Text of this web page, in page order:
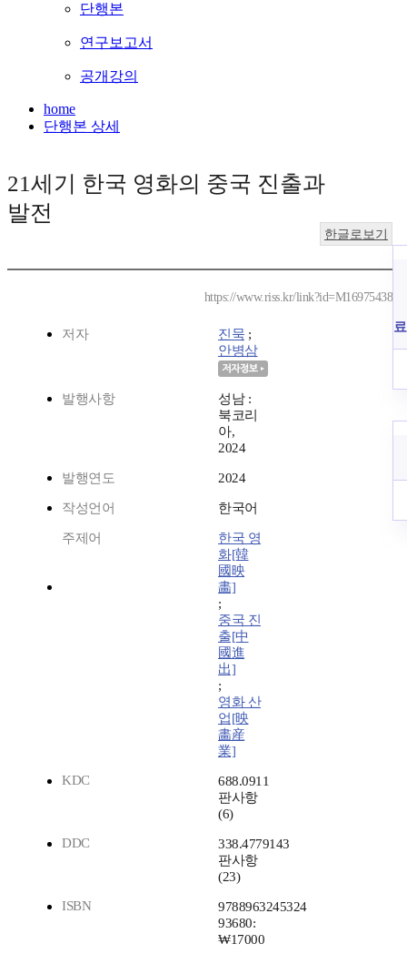
단행본
연구보고서
공개강의
home
단행본 상세
21세기 한국 영화의 중국 진출과
발전
한글로보기
https://www.riss.kr/link?id=M16975438
저자 진묵 ;
안병삼
발행사항
성남 :
북코리
아,
2024
발행연도 2024
작성언어 한국어
주제어
한국 영
화[韓
國映
畵]
;
중국 진
출[中
國進
出]
;
영화 산
업[映
畵産
業]
KDC
688.0911
판사항
(6)
DDC
338.4779143
판사항
(23)
ISBN
9788963245324
93680:
₩17000
료